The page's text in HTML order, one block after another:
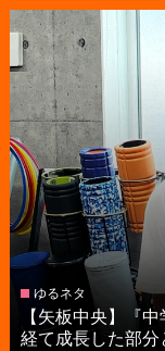
ゆるネタ
【矢板中央】『
経て成長した部